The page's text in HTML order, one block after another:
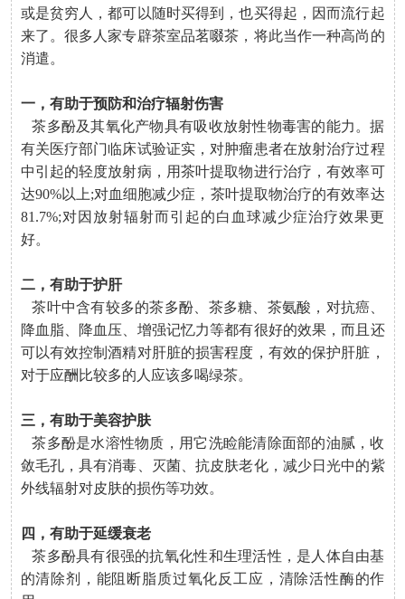
或是贫穷人，都可以随时买得到，也买得起，因而流行起
来了。很多人家专辟茶室品茗啜茶，将此当作一种高尚的
消遣。
一，有助于预防和治疗辐射伤害
茶多酚及其氧化产物具有吸收放射性物毒害的能力。据
有关医疗部门临床试验证实，对肿瘤患者在放射治疗过程
中引起的轻度放射病，用茶叶提取物进行治疗，有效率可
达90%以上;对血细胞减少症，茶叶提取物治疗的有效率达
81.7%;对因放射辐射而引起的白血球减少症治疗效果更
好。
二，有助于护肝
茶叶中含有较多的茶多酚、茶多糖、茶氨酸，对抗癌、
降血脂、降血压、增强记忆力等都有很好的效果，而且还
可以有效控制酒精对肝脏的损害程度，有效的保护肝脏，
对于应酬比较多的人应该多喝绿茶。
三，有助于美容护肤
茶多酚是水溶性物质，用它洗睑能清除面部的油腻，收
敛毛孔，具有消毒、灭菌、抗皮肤老化，减少日光中的紫
外线辐射对皮肤的损伤等功效。
四，有助于延缓衰老
茶多酚具有很强的抗氧化性和生理活性，是人体自由基
的清除剂，能阻断脂质过氧化反工应，清除活性酶的作